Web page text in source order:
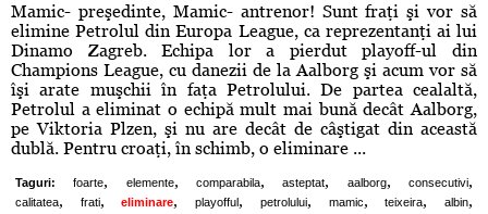
Mamic- preşedinte, Mamic- antrenor! Sunt fraţi şi vor să
elimine Petrolul din Europa League, ca reprezentanţi ai lui
Dinamo Zagreb. Echipa lor a pierdut playoff-ul din
Champions League, cu danezii de la Aalborg şi acum vor să
îşi arate muşchii în faţa Petrolului. De partea cealaltă,
Petrolul a eliminat o echipă mult mai bună decât Aalborg,
pe Viktoria Plzen, şi nu are decât de câştigat din această
dublă. Pentru croaţi, în schimb, o eliminare ...
Taguri: foarte, elemente, comparabila, asteptat, aalborg, consecutivi,
calitatea, frati, eliminare, playofful , petrolului, mamic, teixeira, albin,